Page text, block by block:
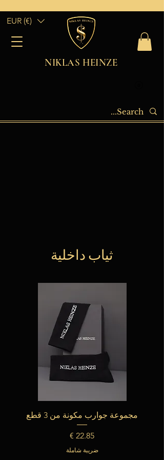
NIKLAS HEINZE
EUR (€)
ثياب داخلية
مجموعة جوارب مكونة من 3 قطع
السعر
ضريبة شاملة